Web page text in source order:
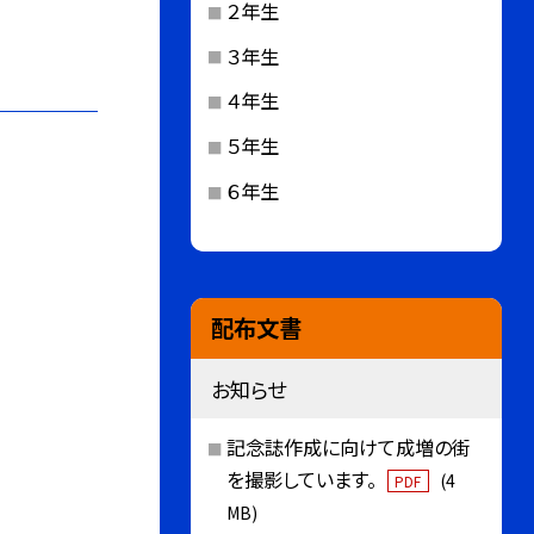
２年生
３年生
４年生
５年生
６年生
配布文書
お知らせ
記念誌作成に向けて成増の街
を撮影しています。
PDF
(4
MB)